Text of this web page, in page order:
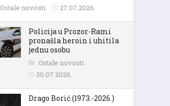
Ostale novosti 27.07.2026.
Policija u Prozor-Rami
pronašla heroin i uhitila
jednu osobu
Ostale novosti
30.07.2026.
Drago Borić (1973.-2026.)